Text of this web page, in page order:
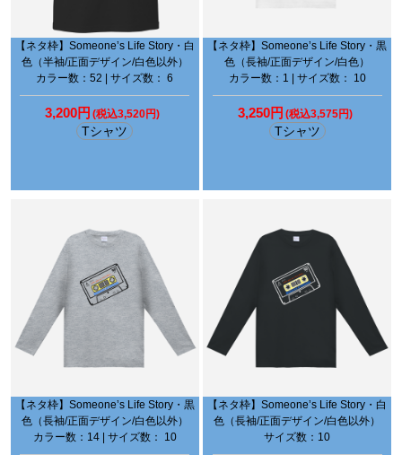
【ネタ枠】Someone’s Life Story・白
色（半袖/正面デザイン/白色以外）
カラー数：52 | サイズ数： 6
3,200円 (税込3,520円)
Tシャツ
【ネタ枠】Someone’s Life Story・黒
色（長袖/正面デザイン/白色）
カラー数：1 | サイズ数： 10
3,250円 (税込3,575円)
Tシャツ
【ネタ枠】Someone’s Life Story・黒
色（長袖/正面デザイン/白色以外）
カラー数：14 | サイズ数： 10
【ネタ枠】Someone’s Life Story・白
色（長袖/正面デザイン/白色以外）
サイズ数：10